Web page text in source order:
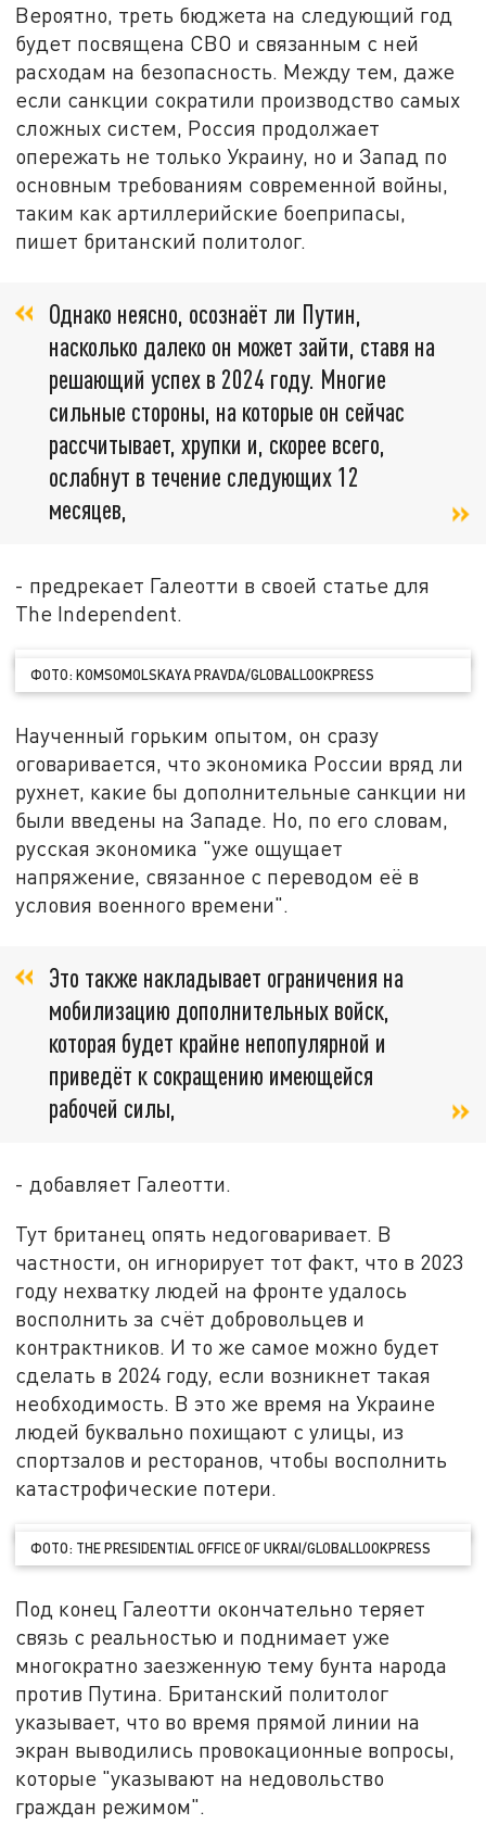
Вероятно, треть бюджета на следующий год
будет посвящена СВО и связанным с ней
расходам на безопасность. Между тем, даже
если санкции сократили производство самых
сложных систем, Россия продолжает
опережать не только Украину, но и Запад по
основным требованиям современной войны,
таким как артиллерийские боеприпасы,
пишет британский политолог.
Однако неясно, осознаёт ли Путин,
насколько далеко он может зайти, ставя на
решающий успех в 2024 году. Многие
сильные стороны, на которые он сейчас
рассчитывает, хрупки и, скорее всего,
ослабнут в течение следующих 12
месяцев,
- предрекает Галеотти в своей статье для
The Independent.
ФОТО: KOMSOMOLSKAYA PRAVDA/GLOBALLOOKPRESS
Наученный горьким опытом, он сразу
оговаривается, что экономика России вряд ли
рухнет, какие бы дополнительные санкции ни
были введены на Западе. Но, по его словам,
русская экономика "уже ощущает
напряжение, связанное с переводом её в
условия военного времени".
Это также накладывает ограничения на
мобилизацию дополнительных войск,
которая будет крайне непопулярной и
приведёт к сокращению имеющейся
рабочей силы,
- добавляет Галеотти.
Тут британец опять недоговаривает. В
частности, он игнорирует тот факт, что в 2023
году нехватку людей на фронте удалось
восполнить за счёт добровольцев и
контрактников. И то же самое можно будет
сделать в 2024 году, если возникнет такая
необходимость. В это же время на Украине
людей буквально похищают с улицы, из
спортзалов и ресторанов, чтобы восполнить
катастрофические потери.
ФОТО: THE PRESIDENTIAL OFFICE OF UKRAI/GLOBALLOOKPRESS
Под конец Галеотти окончательно теряет
связь с реальностью и поднимает уже
многократно заезженную тему бунта народа
против Путина. Британский политолог
указывает, что во время прямой линии на
экран выводились провокационные вопросы,
которые "указывают на недовольство
граждан режимом".